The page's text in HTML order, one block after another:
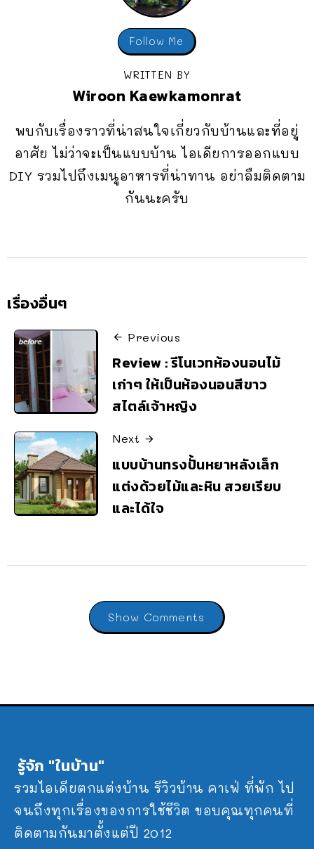
Follow Me
WRITTEN BY
Wiroon Kaewkamonrat
พบกับเรื่องราวที่น่าสนใจเกี่ยวกับบ้านและที่อยู่
อาศัย ไม่ว่าจะเป็นแบบบ้าน ไอเดียการออกแบบ
DIY รวมไปถึงเมนูอาหารที่น่าทาน อย่าลืมติดตาม
กันนะครับ
เรื่องอื่นๆ
Previous
Review : รีโนเวทห้องนอนไม้
เก่าๆ ให้เป็นห้องนอนสีขาว
สไตล์เจ้าหญิง
Next
แบบบ้านทรงปั้นหยาหลังเล็ก
แต่งด้วยไม้และหิน สวยเรียบ
และได้ใจ
Show Comments
รู้จัก "ในบ้าน"
รวมไอเดียตกแต่งบ้าน รีวิวบ้าน คาเฟ่ ที่พัก ไป
จนถึงทุกเรื่องของการใช้ชีวิต ขอบคุณทุกคนที่
ติดตามกันมาตั้งแต่ปี 2012